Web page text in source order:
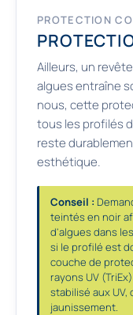
PROTECTION
Ailleurs, un
algues entraîne
nous, cette
tous les profilés
reste
esthétique.
Conseil :
teintés en noir
d'algues dans
si le profilé est
couche de
rayons UV
stabilisé aux
jaunissement.